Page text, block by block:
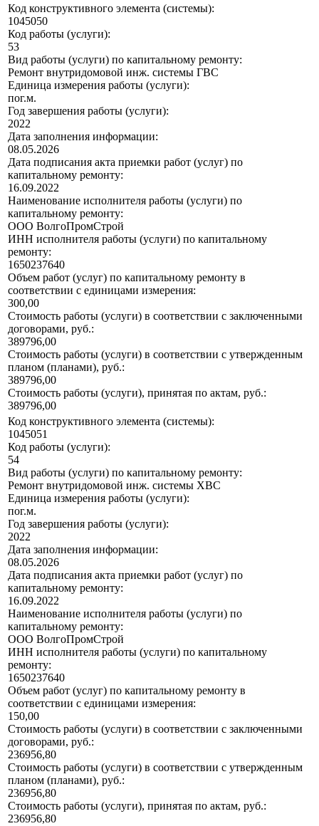
Код конструктивного элемента (системы):
1045050
Код работы (услуги):
53
Вид работы (услуги) по капитальному ремонту:
Ремонт внутридомовой инж. системы ГВС
Единица измерения работы (услуги):
пог.м.
Год завершения работы (услуги):
2022
Дата заполнения информации:
08.05.2026
Дата подписания акта приемки работ (услуг) по
капитальному ремонту:
16.09.2022
Наименование исполнителя работы (услуги) по
капитальному ремонту:
ООО ВолгоПромСтрой
ИНН исполнителя работы (услуги) по капитальному
ремонту:
1650237640
Объем работ (услуг) по капитальному ремонту в
соответствии с единицами измерения:
300,00
Стоимость работы (услуги) в соответствии с заключенными
договорами, руб.:
389796,00
Стоимость работы (услуги) в соответствии с утвержденным
планом (планами), руб.:
389796,00
Стоимость работы (услуги), принятая по актам, руб.:
389796,00
Код конструктивного элемента (системы):
1045051
Код работы (услуги):
54
Вид работы (услуги) по капитальному ремонту:
Ремонт внутридомовой инж. системы ХВС
Единица измерения работы (услуги):
пог.м.
Год завершения работы (услуги):
2022
Дата заполнения информации:
08.05.2026
Дата подписания акта приемки работ (услуг) по
капитальному ремонту:
16.09.2022
Наименование исполнителя работы (услуги) по
капитальному ремонту:
ООО ВолгоПромСтрой
ИНН исполнителя работы (услуги) по капитальному
ремонту:
1650237640
Объем работ (услуг) по капитальному ремонту в
соответствии с единицами измерения:
150,00
Стоимость работы (услуги) в соответствии с заключенными
договорами, руб.:
236956,80
Стоимость работы (услуги) в соответствии с утвержденным
планом (планами), руб.:
236956,80
Стоимость работы (услуги), принятая по актам, руб.:
236956,80